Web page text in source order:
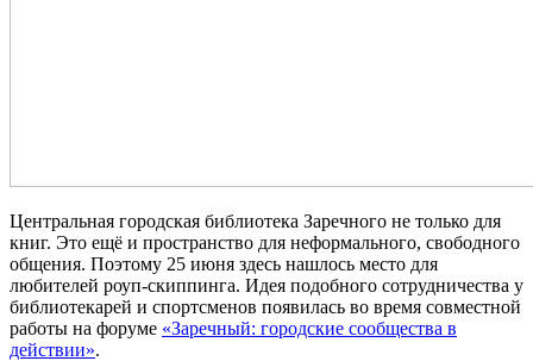
Центральная городская библиотека Заречного не только для
книг. Это ещё и пространство для неформального, свободного
общения. Поэтому 25 июня здесь нашлось место для
любителей роуп-скиппинга. Идея подобного сотрудничества у
библиотекарей и спортсменов появилась во время совместной
работы на форуме «Заречный: городские сообщества в
действии».